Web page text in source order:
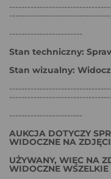
------------------------
Stan techniczny:
Stan wizualny:
------------------------
AUKCJA DOTYCZY
WIDOCZNE NA
UŻYWANY, WIĘC NA
WIDOCZNE